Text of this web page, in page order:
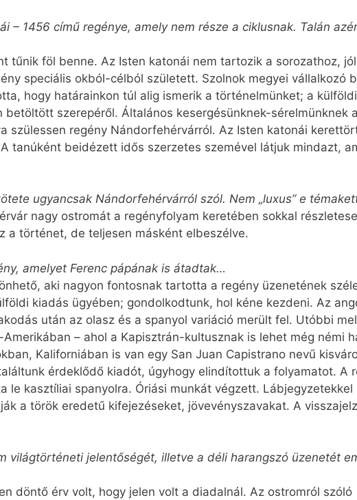
– 1456 című regénye, amely nem része a ciklusnak. Talán
tűnik föl benne. Az Isten katonái nem tartozik a sorozathoz,
speciális okból-célból született. Szolnok megyei vállalkozó
hogy határainkon túl alig ismerik a történelmünket; a
szerepéről. Általános kesergésünknek-sérelmünknek
szülessen regény Nándorfehérvárról. Az Isten katonái
tanúként beidézett idős szerzetes szemével látjuk mindazt,
ugyancsak Nándorfehérvárról szól. Nem „luxus” e
nagy ostromát a regényfolyam keretében sokkal
a történet, de teljesen másként elbeszélve.
amelyet Ferenc pápának is átadtak…
aki nagyon fontosnak tartotta a regény üzenetének
kiadás ügyében; gondolkodtunk, hol kéne kezdeni. Az
után az olasz és a spanyol variáció merült fel. Utóbbi
– ahol a Kapisztrán-kultusznak is lehet még némi
Kaliforniában is van egy San Juan Capistrano nevű
érdeklődő kiadót, úgyhogy elindítottuk a folyamatot. A
le kasztíliai spanyolra. Óriási munkát végzett. Lábjegyzetekkel
a török eredetű kifejezéseket, jövevényszavakat. A
világtörténeti jelentőségét, illetve a déli harangszó üzenetét
döntő érv volt, hogy jelen volt a diadalnál. Az ostromról szóló